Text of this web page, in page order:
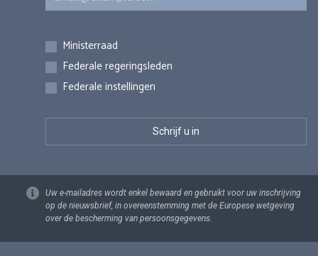
Inschrijvingen
Ministerraad
Federale regeringsleden
Federale instellingen
Uw e-mailadres wordt enkel bewaard en gebruikt voor uw inschrijving
op de nieuwsbrief, in overeenstemming met de Europese wetgeving
over de bescherming van persoonsgegevens.